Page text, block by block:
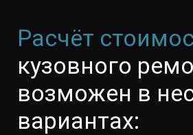
Расчёт
кузовного
возможен в
вариантах: